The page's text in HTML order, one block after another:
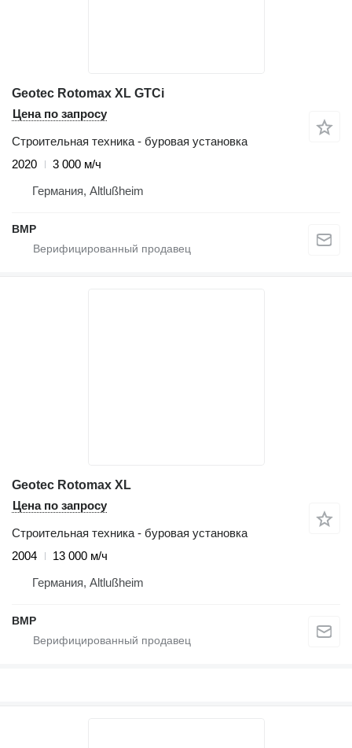
Geotec Rotomax XL GTCi
Цена по запросу
Строительная техника - буровая установка
2020
3 000 м/ч
Германия, Altlußheim
BMP
Geotec Rotomax XL
Цена по запросу
Строительная техника - буровая установка
2004
13 000 м/ч
Германия, Altlußheim
BMP